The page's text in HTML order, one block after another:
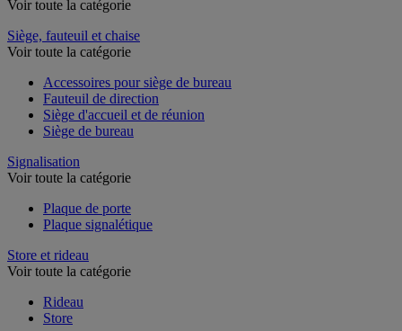
Voir toute la catégorie
Siège, fauteuil et chaise
Voir toute la catégorie
Accessoires pour siège de bureau
Fauteuil de direction
Siège d'accueil et de réunion
Siège de bureau
Signalisation
Voir toute la catégorie
Plaque de porte
Plaque signalétique
Store et rideau
Voir toute la catégorie
Rideau
Store